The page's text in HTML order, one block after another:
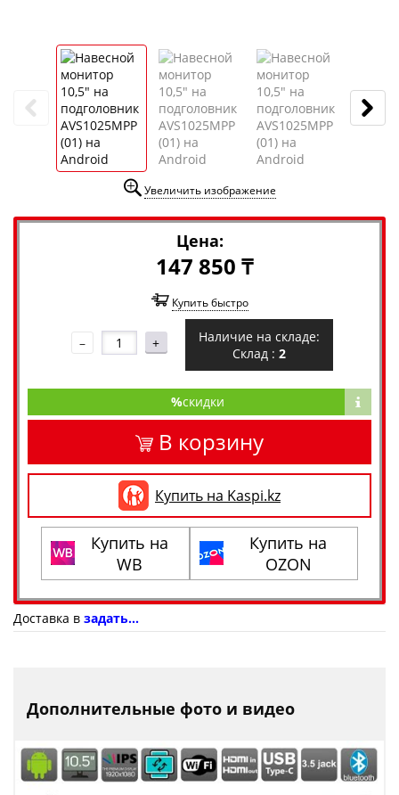
Увеличить изображение
Цена:
147 850 ₸
Купить быстро
– +
Наличие на складе:
Склад : 2
%скидки
В корзину
Купить на Kaspi.kz
Купить на
WB
Купить на
OZON
Доставка в задать...
Дополнительные фото и видео